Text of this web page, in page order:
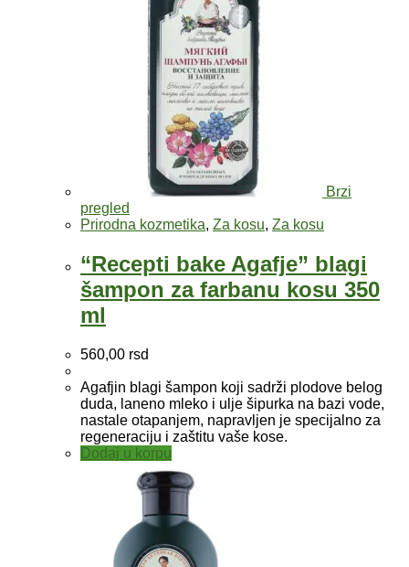
Brzi
pregled
Prirodna kozmetika, Za kosu, Za kosu
“Recepti bake Agafje” blagi
šampon za farbanu kosu 350
ml
560,00 rsd
Agafjin blagi šampon koji sadrži plodove belog
duda, laneno mlekо i ulje šipurka na bazi vode,
nastale otapanjem, napravljen je specijalno za
regeneraciju i zaštitu vaše kose.
Dodaj u korpu